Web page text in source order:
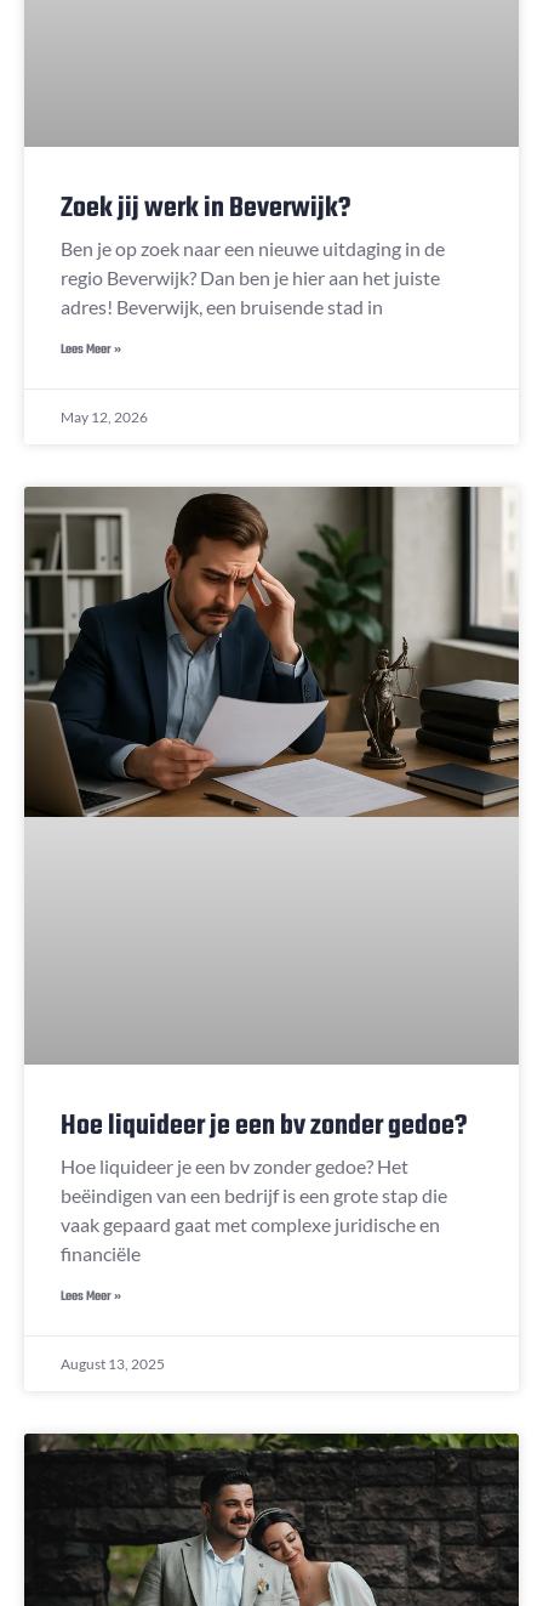
Zoek jij werk in Beverwijk?
Ben je op zoek naar een nieuwe uitdaging in de
regio Beverwijk? Dan ben je hier aan het juiste
adres! Beverwijk, een bruisende stad in
Lees Meer »
May 12, 2026
Hoe liquideer je een bv zonder gedoe?
Hoe liquideer je een bv zonder gedoe? Het
beëindigen van een bedrijf is een grote stap die
vaak gepaard gaat met complexe juridische en
financiële
Lees Meer »
August 13, 2025